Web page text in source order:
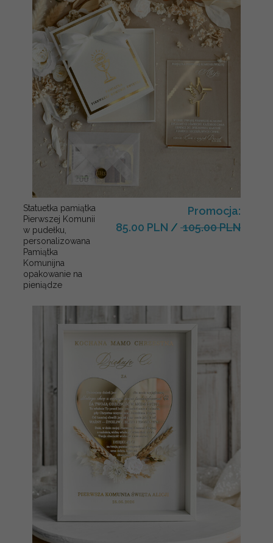
Statuetka pamiątka
Pierwszej Komunii
w pudełku,
personalizowana
Pamiątka
Komunijna
opakowanie na
pieniądze
Promocja:
85.00 PLN / 105.00 PLN